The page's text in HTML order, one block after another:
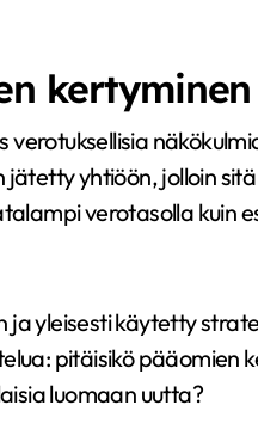
kertyminen
jätetty yhtiöön, jolloin
verotasolla kuin
ja yleisesti käytetty
pitäisikö pääomien
luomaan uutta?